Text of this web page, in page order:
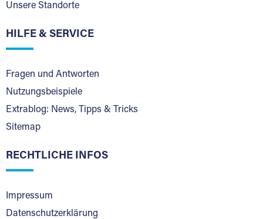
Unsere Standorte
HILFE & SERVICE
Fragen und Antworten
Nutzungsbeispiele
Extrablog: News, Tipps & Tricks
Sitemap
RECHTLICHE INFOS
Impressum
Datenschutzerklärung